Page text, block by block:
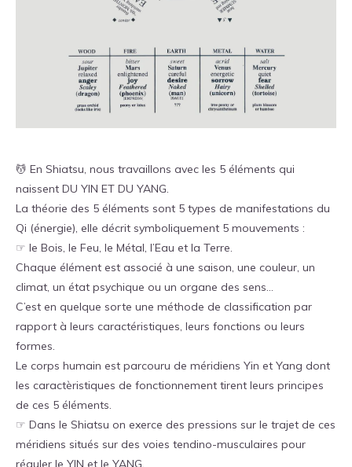
💆‍ En Shiatsu, nous travaillons avec les 5 éléments qui
naissent DU YIN ET DU YANG.
La théorie des 5 éléments sont 5 types de manifestations du
Qi (énergie), elle décrit symboliquement 5 mouvements :
☞ le Bois, le Feu, le Métal, l’Eau et la Terre.
Chaque élément est associé à une saison, une couleur, un
climat, un état psychique ou un organe des sens…
C’est en quelque sorte une méthode de classification par
rapport à leurs caractéristiques, leurs fonctions ou leurs
formes.
Le corps humain est parcouru de méridiens Yin et Yang dont
les caractèristiques de fonctionnement tirent leurs principes
de ces 5 éléments.
☞ Dans le Shiatsu on exerce des pressions sur le trajet de ces
méridiens situés sur des voies tendino-musculaires pour
réguler le YIN et le YANG.